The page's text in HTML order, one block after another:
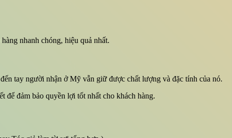
nhanh chóng, hiệu quả nhất.
tay người nhận ở Mỹ vẫn giữ được chất lượng và đặc tính của nó.
để đảm bảo quyền lợi tốt nhất cho khách hàng.